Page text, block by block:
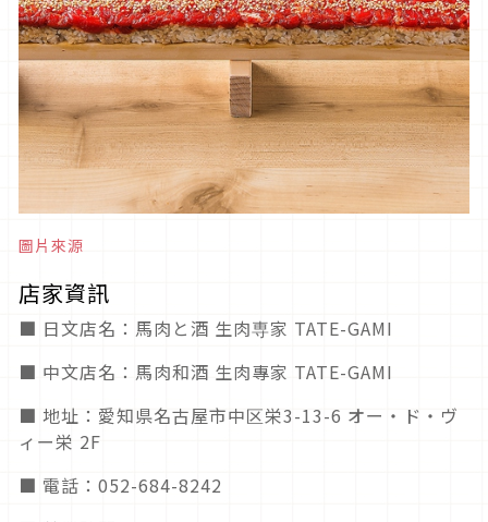
圖片來源
店家資訊
■ 日文店名：馬肉と酒 生肉専家 TATE-GAMI
■ 中文店名：馬肉和酒 生肉專家 TATE-GAMI
■ 地址：愛知県名古屋市中区栄3-13-6 オー・ド・ヴ
ィー栄 2F
■ 電話：052-684-8242